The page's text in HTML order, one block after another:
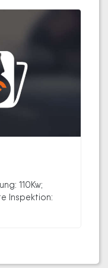
110Kw;
Inspektion: